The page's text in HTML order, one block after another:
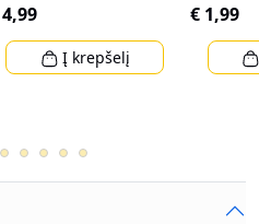
Į krepšelį
€ 1,99